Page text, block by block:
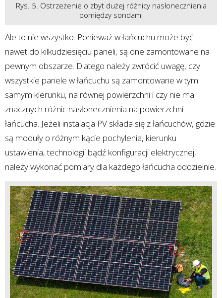
Rys. 5. Ostrzeżenie o zbyt dużej różnicy nasłonecznienia
pomiędzy sondami
Ale to nie wszystko. Ponieważ w łańcuchu może być
nawet do kilkudziesięciu paneli, są one zamontowane na
pewnym obszarze. Dlatego należy zwrócić uwagę, czy
wszystkie panele w łańcuchu są zamontowane w tym
samym kierunku, na równej powierzchni i czy nie ma
znacznych różnic nasłonecznienia na powierzchni
łańcucha. Jeżeli instalacja PV składa się z łańcuchów, gdzie
są moduły o różnym kącie pochylenia, kierunku
ustawienia, technologii bądź konfiguracji elektrycznej,
należy wykonać pomiary dla każdego łańcucha oddzielnie.